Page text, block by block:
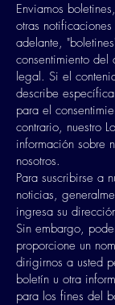
Enviamos
otras
adelante,
consentimiento del
legal. Si el
describe
para el
contrario, nuestro
información sobre
nosotros.
Para suscribirse a
noticias,
ingresa su
Sin embargo,
proporcione un
dirigirnos a usted
boletín u otra
para los fines del